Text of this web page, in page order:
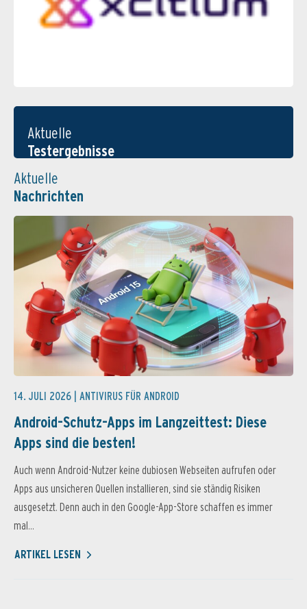
Aktuelle
Testergebnisse
Aktuelle
Nachrichten
14. JULI 2026 | ANTIVIRUS FÜR ANDROID
Android-Schutz-Apps im Langzeittest: Diese
Apps sind die besten!
Auch wenn Android-Nutzer keine dubiosen Webseiten aufrufen oder
Apps aus unsicheren Quellen installieren, sind sie ständig Risiken
ausgesetzt. Denn auch in den Google-App-Store schaffen es immer
mal...
ARTIKEL LESEN